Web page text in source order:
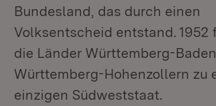
Bundesland, das durch einen
Volksentscheid entstand. 1952
die Länder Württemberg-
Württemberg-Hohenzollern zu
einzigen Südweststaat.